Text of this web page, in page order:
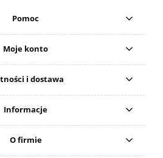
Pomoc
Moje konto
i dostawa
Informacje
O firmie